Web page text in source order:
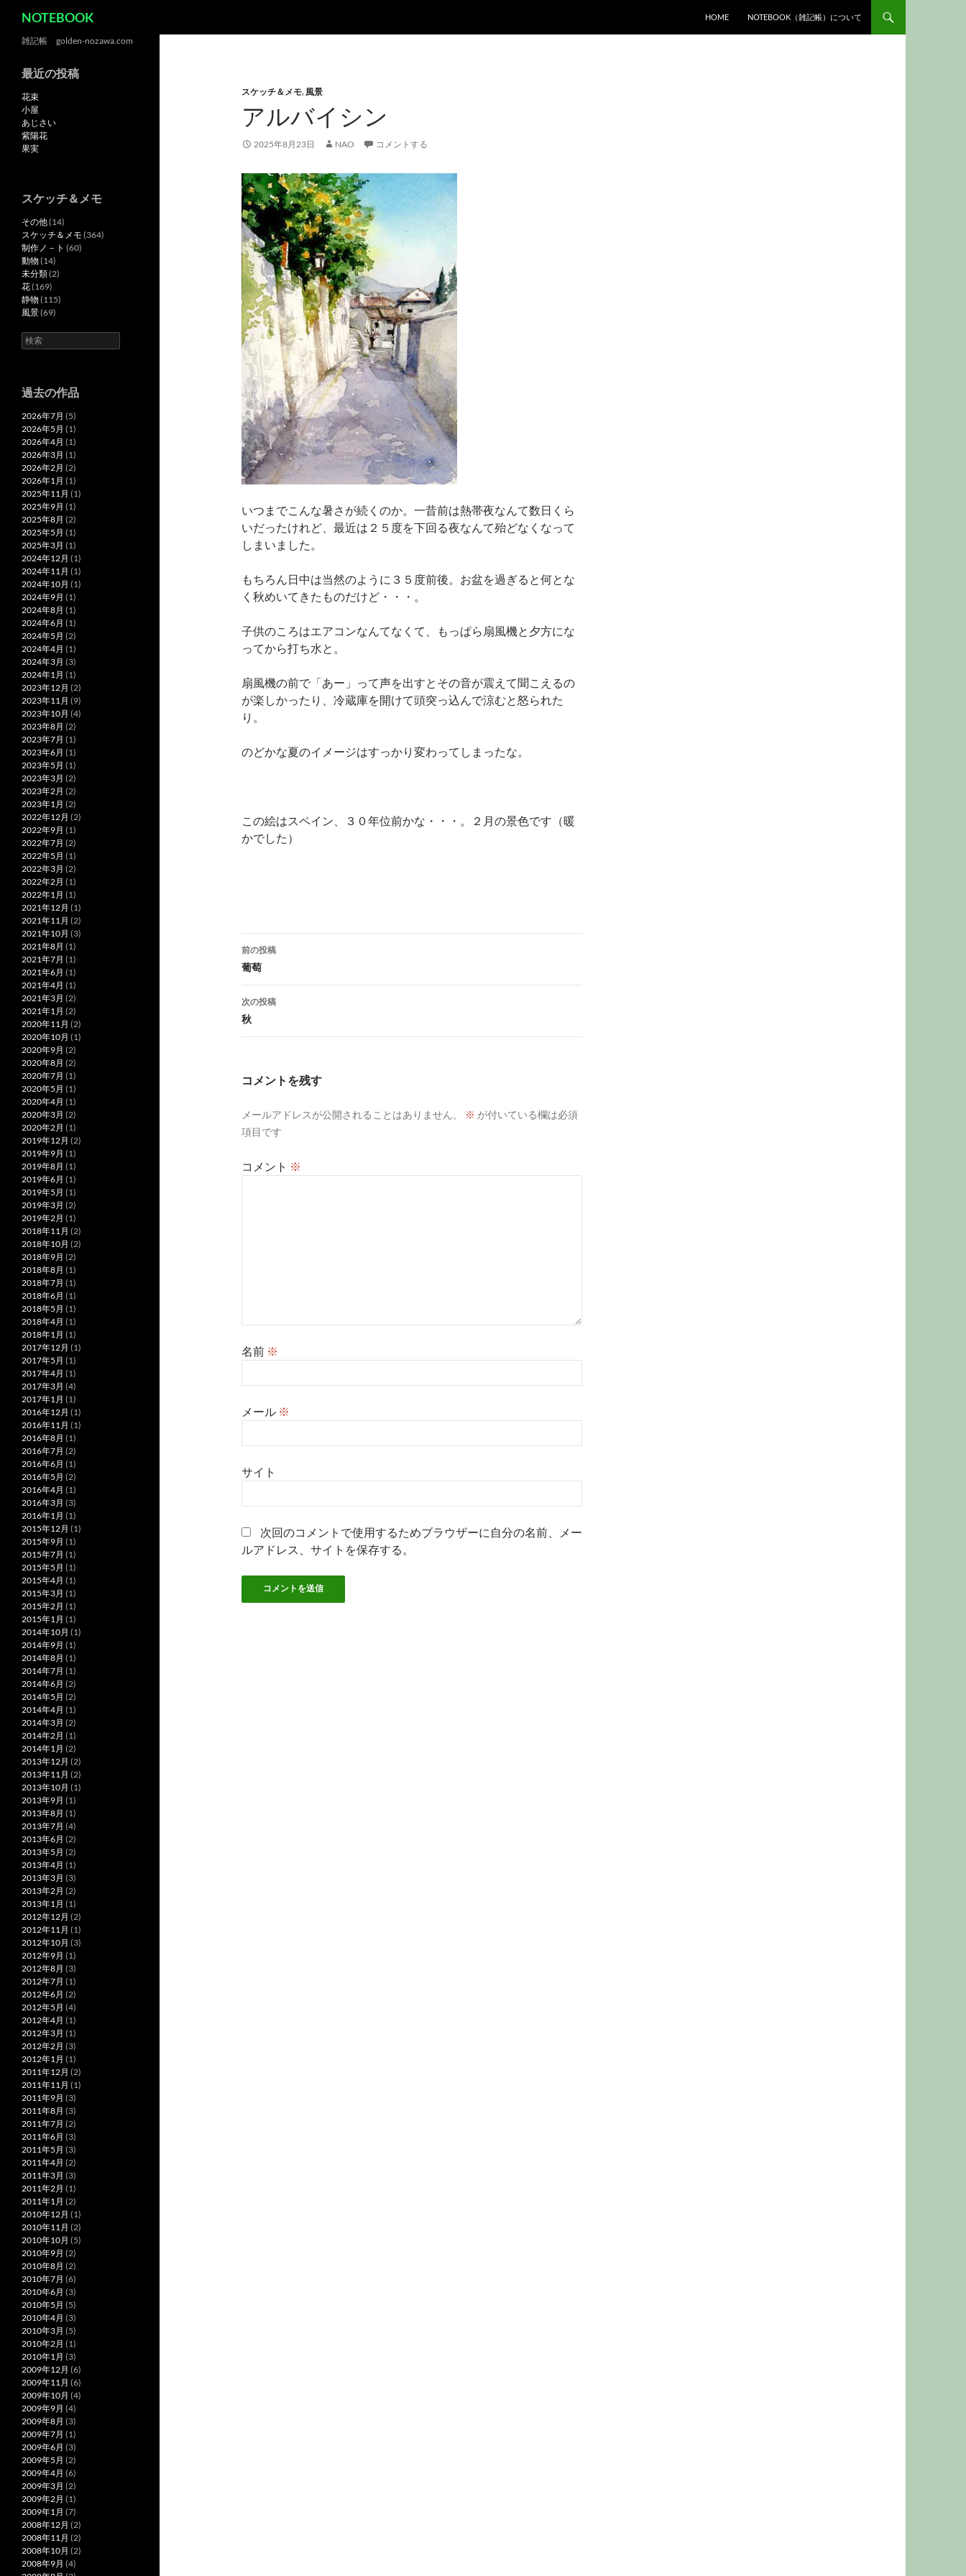
NOTEBOOK HOME NOTEBOOK（雑記帳）について
スケッチ＆メモ, 風景
アルバイシン
2025年8月23日 NAO コメントする
いつまでこんな暑さが続くのか。一昔前は熱帯夜なんて数日くら
いだったけれど、最近は２５度を下回る夜なんて殆どなくなって
しまいました。
もちろん日中は当然のように３５度前後。お盆を過ぎると何とな
く秋めいてきたものだけど・・・。
子供のころはエアコンなんてなくて、もっぱら扇風機と夕方にな
ってから打ち水と。
扇風機の前で「あー」って声を出すとその音が震えて聞こえるの
が楽しかったり、冷蔵庫を開けて頭突っ込んで涼むと怒られた
り。
のどかな夏のイメージはすっかり変わってしまったな。
この絵はスペイン、３０年位前かな・・・。２月の景色です（暖
かでした）
投
稿
ナ
ビ
ゲ
ョ
前の投稿
葡萄
次の投稿
秋
コメントを残す
メールアドレスが公開されることはありません。 ※ が付いている欄は必須
項目です
コメント ※
名前 ※
メール ※
サイト
次回のコメントで使用するためブラウザーに自分の名前、メー
ルアドレス、サイトを保存する。
雑記帳 golden-nozawa.com
最近の投稿
花束
小屋
あじさい
紫陽花
果実
スケッチ＆メモ
その他(14)
スケッチ＆メモ (364)
制作ノ－ト (60)
動物 (14)
未分類(2)
花(169)
静物 (115)
風景(69)
検
索
過去の作品
2026年7月 (5)
2026年5月 (1)
2026年4月 (1)
2026年3月 (1)
2026年2月 (2)
2026年1月 (1)
2025年11月 (1)
2025年9月 (1)
2025年8月 (2)
2025年5月 (1)
2025年3月 (1)
2024年12月 (1)
2024年11月 (1)
2024年10月 (1)
2024年9月 (1)
2024年8月 (1)
2024年6月 (1)
2024年5月 (2)
2024年4月 (1)
2024年3月 (3)
2024年1月 (1)
2023年12月 (2)
2023年11月 (9)
2023年10月 (4)
2023年8月 (2)
2023年7月 (1)
2023年6月 (1)
2023年5月 (1)
2023年3月 (2)
2023年2月 (2)
2023年1月 (2)
2022年12月 (2)
2022年9月 (1)
2022年7月 (2)
2022年5月 (1)
2022年3月 (2)
2022年2月 (1)
2022年1月 (1)
2021年12月 (1)
2021年11月 (2)
2021年10月 (3)
2021年8月 (1)
2021年7月 (1)
2021年6月 (1)
2021年4月 (1)
2021年3月 (2)
2021年1月 (2)
2020年11月 (2)
2020年10月 (1)
2020年9月 (2)
2020年8月 (2)
2020年7月 (1)
2020年5月 (1)
2020年4月 (1)
2020年3月 (2)
2020年2月 (1)
2019年12月 (2)
2019年9月 (1)
2019年8月 (1)
2019年6月 (1)
2019年5月 (1)
2019年3月 (2)
2019年2月 (1)
2018年11月 (2)
2018年10月 (2)
2018年9月 (2)
2018年8月 (1)
2018年7月 (1)
2018年6月 (1)
2018年5月 (1)
2018年4月 (1)
2018年1月 (1)
2017年12月 (1)
2017年5月 (1)
2017年4月 (1)
2017年3月 (4)
2017年1月 (1)
2016年12月 (1)
2016年11月 (1)
2016年8月 (1)
2016年7月 (2)
2016年6月 (1)
2016年5月 (2)
2016年4月 (1)
2016年3月 (3)
2016年1月 (1)
2015年12月 (1)
2015年9月 (1)
2015年7月 (1)
2015年5月 (1)
2015年4月 (1)
2015年3月 (1)
2015年2月 (1)
2015年1月 (1)
2014年10月 (1)
2014年9月 (1)
2014年8月 (1)
2014年7月 (1)
2014年6月 (2)
2014年5月 (2)
2014年4月 (1)
2014年3月 (2)
2014年2月 (1)
2014年1月 (2)
2013年12月 (2)
2013年11月 (2)
2013年10月 (1)
2013年9月 (1)
2013年8月 (1)
2013年7月 (4)
2013年6月 (2)
2013年5月 (2)
2013年4月 (1)
2013年3月 (3)
2013年2月 (2)
2013年1月 (1)
2012年12月 (2)
2012年11月 (1)
2012年10月 (3)
2012年9月 (1)
2012年8月 (3)
2012年7月 (1)
2012年6月 (2)
2012年5月 (4)
2012年4月 (1)
2012年3月 (1)
2012年2月 (3)
2012年1月 (1)
2011年12月 (2)
2011年11月 (1)
2011年9月 (3)
2011年8月 (3)
2011年7月 (2)
2011年6月 (3)
2011年5月 (3)
2011年4月 (2)
2011年3月 (3)
2011年2月 (1)
2011年1月 (2)
2010年12月 (1)
2010年11月 (2)
2010年10月 (5)
2010年9月 (2)
2010年8月 (2)
2010年7月 (6)
2010年6月 (3)
2010年5月 (5)
2010年4月 (3)
2010年3月 (5)
2010年2月 (1)
2010年1月 (3)
2009年12月 (6)
2009年11月 (6)
2009年10月 (4)
2009年9月 (4)
2009年8月 (3)
2009年7月 (1)
2009年6月 (3)
2009年5月 (2)
2009年4月 (6)
2009年3月 (2)
2009年2月 (1)
2009年1月 (7)
2008年12月 (2)
2008年11月 (2)
2008年10月 (2)
2008年9月 (4)